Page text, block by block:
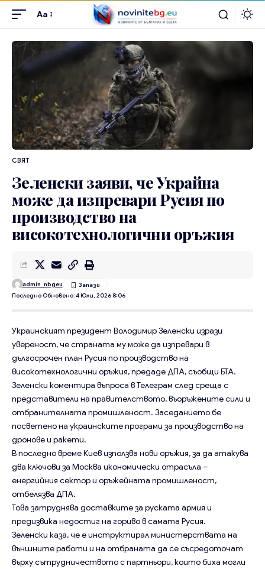
Aa
СВЯТ
Зеленски заяви, че Украйна
може да изпревари Русия по
производство на
високотехнологични оръжия
Последно Обновено: 4 Юли, 2026 8:06
admin_nbgeu
Украинският президент Володимир Зеленски изрази
увереност, че страната му може да изпревари в
дългосрочен план Русия по производство на
високотехнологични оръжия, предаде ДПА, съобщи БТА.
Зеленски коментира въпроса в Телеграм след среща с
представители на правителството, въоръжените сили и
отбранителната промишленост. Заседанието бе
посветено на украинските програми за производство на
дронове и ракети.
В последно време Киев използва нови оръжия, за да атакува
два ключови за Москва икономически отрасъла –
енергийния сектор и оръжейната промишленост,
отбелязва ДПА.
Това затруднява доставките за руската армия и
предизвика недостиг на гориво в самата Русия.
Зеленски каза, че е инструктирал министерствата на
външните работи и на отбраната да се съсредоточат
върху сътрудничеството с партньори, които биха могли